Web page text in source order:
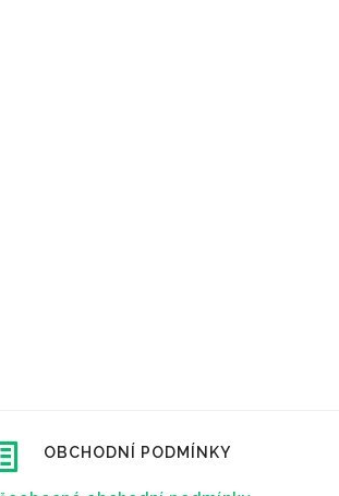
OBCHODNÍ PODMÍNKY